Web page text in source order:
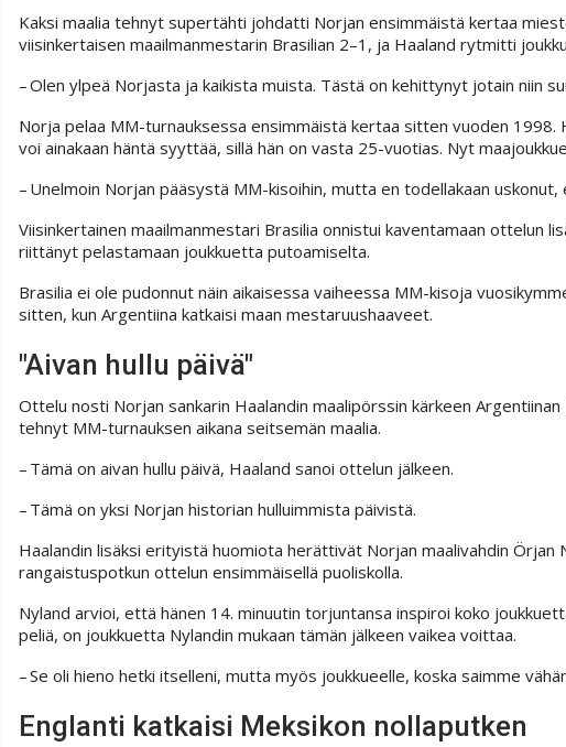
Kaksi maalia tehnyt supertähti johdatti Norjan ensimmäistä kertaa
viisinkertaisen maailmanmestarin Brasilian 2–1, ja Haaland rytmitti
– Olen ylpeä Norjasta ja kaikista muista. Tästä on kehittynyt jotain niin
Norja pelaa MM-turnauksessa ensimmäistä kertaa sitten vuoden
voi ainakaan häntä syyttää, sillä hän on vasta 25-vuotias. Nyt
– Unelmoin Norjan pääsystä MM-kisoihin, mutta en todellakaan
Viisinkertainen maailmanmestari Brasilia onnistui kaventamaan ottelun
riittänyt pelastamaan joukkuetta putoamiselta.
Brasilia ei ole pudonnut näin aikaisessa vaiheessa MM-kisoja
sitten, kun Argentiina katkaisi maan mestaruushaaveet.
"Aivan hullu päivä"
Ottelu nosti Norjan sankarin Haalandin maalipörssin kärkeen
tehnyt MM-turnauksen aikana seitsemän maalia.
– Tämä on aivan hullu päivä, Haaland sanoi ottelun jälkeen.
– Tämä on yksi Norjan historian hulluimmista päivistä.
Haalandin lisäksi erityistä huomiota herättivät Norjan maalivahdin
rangaistuspotkun ottelun ensimmäisellä puoliskolla.
Nyland arvioi, että hänen 14. minuutin torjuntansa inspiroi koko
peliä, on joukkuetta Nylandin mukaan tämän jälkeen vaikea voittaa.
– Se oli hieno hetki itselleni, mutta myös joukkueelle, koska saimme
Englanti katkaisi Meksikon nollaputken